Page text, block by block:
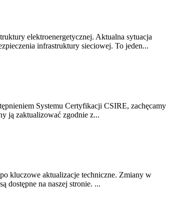
elektroenergetycznej. Aktualna sytuacja
infrastruktury sieciowej. To jeden...
Systemu Certyfikacji CSIRE, zachęcamy
ją zaktualizować zgodnie z...
kluczowe aktualizacje techniczne. Zmiany w
dostępne na naszej stronie. ...